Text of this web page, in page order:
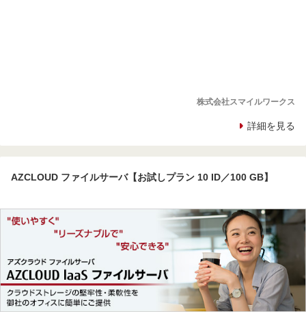
株式会社スマイルワークス
詳細を見る
AZCLOUD ファイルサーバ【お試しプラン 10 ID／100 GB】